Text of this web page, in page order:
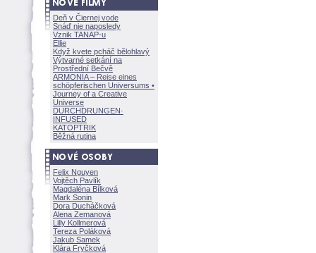
Deň v Čiernej vode
Snáď nie naposledy
Vznik TANAP-u
Ellie
Když kvete pcháč bělohlavý
Výtvarné setkání na
Prostřední Bečvě
ARMONÍA – Reise eines
schöpferischen Universums •
Journey of a Creative
Universe
DURCHDRUNGEN·
INFUSED
KATOPTRIK
Běžná rutina
Felix Nguyen
Vojtěch Pavlík
Magdaléna Bílkov
Mark Sonin
Dora Ducháčkov
Alena Zemanov
Lilly Kollmerov
Tereza Polákov
Jakub Samek
Klára Fryčkov